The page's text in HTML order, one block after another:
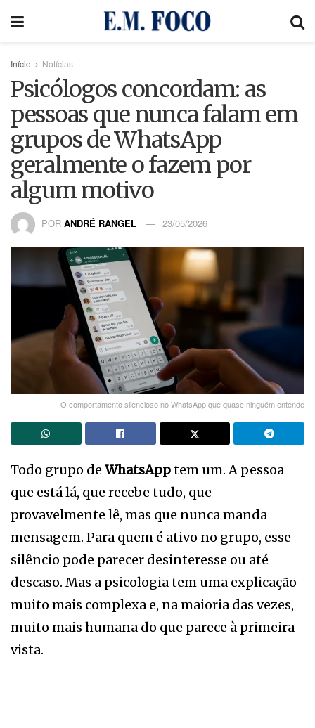
Início Notícias
Psicólogos concordam: as
pessoas que nunca falam em
grupos de WhatsApp
geralmente o fazem por
algum motivo
POR ANDRÉ RANGEL 23/05/2026
O comportamento silencioso no WhatsApp que quase ninguém entende
Todo grupo de WhatsApptem um. A pessoa
que está lá, que recebe tudo, que
provavelmente lê, mas que nunca manda
mensagem. Para quem é ativo no grupo, esse
silêncio pode parecer desinteresse ou até
descaso. Mas a psicologia tem uma explicação
muito mais complexa e, na maioria das vezes,
muito mais humana do que parece à primeira
vista.